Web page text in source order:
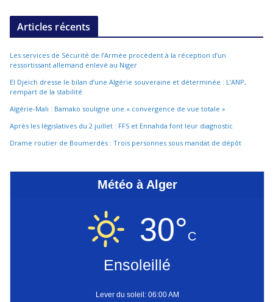
Articles récents
Les services de Sécurité de l’Armée procèdent à la réception d’un
ressortissant allemand enlevé au Niger
El Djeïch dresse le bilan d’une Algérie souveraine et déterminée : L’ANP,
rempart de la stabilité
Algérie-Mali : Bamako souligne une « convergence de vue totale »
Après les législatives du 2 juillet : FFS et Ennahda font leur diagnostic
Drame routier de Boumerdès : Trois personnes sous mandat de dépôt
Météo à Alger
30°C
Ensoleillé
Lever du soleil: 06:00 AM